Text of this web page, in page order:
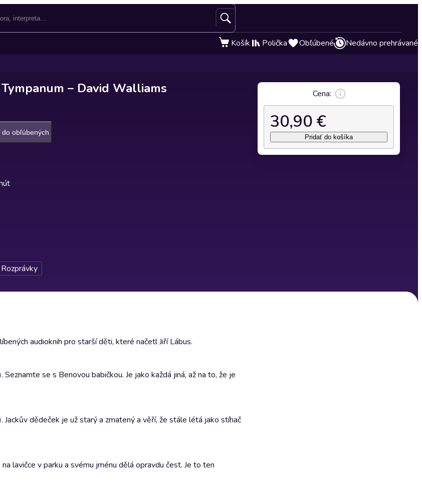
Košík Polička Obľúbené Nedávno prehrávané
– David Walliams
do obľúbených
Rozprávky
audioknih pro starší děti, které načetl Jiří Lábus.
se s Benovou babičkou. Je jako každá jiná, až na to, že je
dědeček je už starý a zmatený a věří, že stále létá jako stíhač
lavičce v parku a svému jménu dělá opravdu čest. Je to ten
Cena:
30,90 €
Pridať do košíka